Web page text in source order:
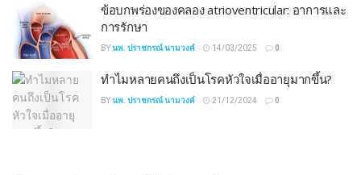
ข้อบกพร่องของคลอง atrioventricular: อาการและ
การรักษา
BYนพ. ปราชกรณ์ นามวงค์ 14/03/2025 0
ทำไมหลายคนถึงเป็นโรคหัวใจเมื่ออายุมากขึ้น?
BYนพ. ปราชกรณ์ นามวงค์ 21/12/2024 0